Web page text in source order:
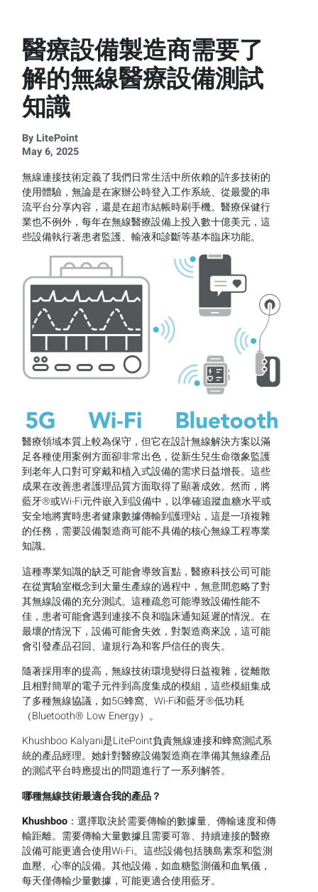
醫療設備製造商需要了
解的無線醫療設備測試
知識
By LitePoint
May 6, 2025
無線連接技術定義了我們日常生活中所依賴的許多技術的
使用體驗，無論是在家辦公時登入工作系統、從最愛的串
流平台分享內容，還是在超市結帳時刷手機。醫療保健行
業也不例外，每年在無線醫療設備上投入數十億美元，這
些設備執行著患者監護、輸液和診斷等基本臨床功能。
醫療領域本質上較為保守，但它在設計無線解決方案以滿
足各種使用案例方面卻非常出色，從新生兒生命徵象監護
到老年人口對可穿戴和植入式設備的需求日益增長。這些
成果在改善患者護理品質方面取得了顯著成效。然而，將
藍牙®或Wi-Fi元件嵌入到設備中，以準確追蹤血糖水平或
安全地將實時患者健康數據傳輸到護理站，這是一項複雜
的任務，需要設備製造商可能不具備的核心無線工程專業
知識。
這種專業知識的缺乏可能會導致盲點，醫療科技公司可能
在從實驗室概念到大量生產線的過程中，無意間忽略了對
其無線設備的充分測試。這種疏忽可能導致設備性能不
佳，患者可能會遇到連接不良和臨床通知延遲的情況。在
最壞的情況下，設備可能會失效，對製造商來說，這可能
會引發產品召回、違規行為和客戶信任的喪失。
隨著採用率的提高，無線技術環境變得日益複雜，從離散
且相對簡單的電子元件到高度集成的模組，這些模組集成
了多種無線協議，如5G蜂窩、Wi-Fi和藍牙®低功耗
（Bluetooth® Low Energy）。
Khushboo Kalyani是LitePoint負責無線連接和蜂窩測試系
統的產品經理。她針對醫療設備製造商在準備其無線產品
的測試平台時應提出的問題進行了一系列解答。
哪種無線技術最適合我的產品？
Khushboo ：選擇取決於需要傳輸的數據量、傳輸速度和傳
輸距離。需要傳輸大量數據且需要可靠、持續連接的醫療
設備可能更適合使用Wi-Fi。這些設備包括胰島素泵和監測
血壓、心率的設備。其他設備，如血糖監測儀和血氧儀，
每天僅傳輸少量數據，可能更適合使用藍牙。